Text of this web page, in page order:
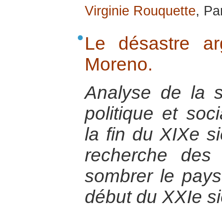
Virginie Rouquette,
Le désastre
Moreno.
Analyse de la
politique et
la fin du XIXe
recherche
sombrer le
début du XXIe